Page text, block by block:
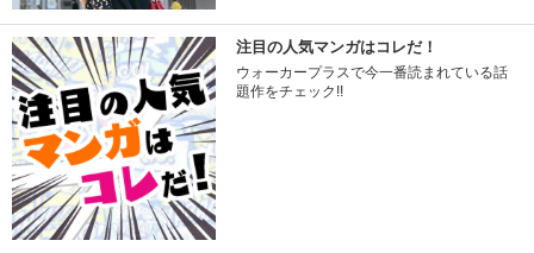
注目の人気マンガはコレだ！
ウォーカープラスで今一番読まれている話
題作をチェック!!